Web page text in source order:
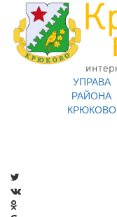
УПРАВА
РАЙОНА
КРЮКОВО